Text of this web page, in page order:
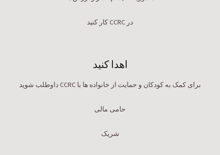
در CCRC کار کنید
اهدا کنید
برای کمک به کودکان و حمایت از خانواده ها با CCRC داوطلب شوید
حامی مالی
شریک